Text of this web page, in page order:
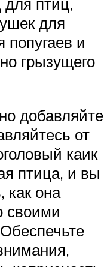
для птиц,
для
попугаев и
грызущего
добавляйте
от
каик
птица, и вы
как она
своими